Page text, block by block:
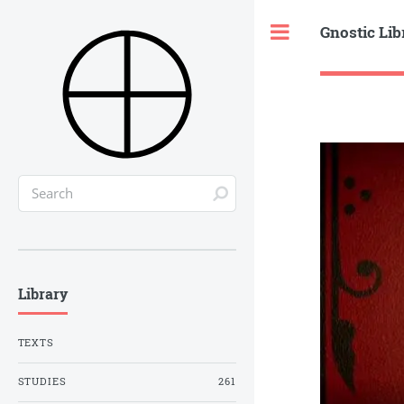
Gnostic
Library
TEXTS
STUDIES 261
Toggle